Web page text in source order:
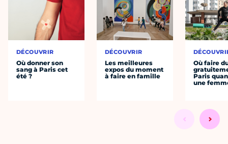
DÉCOUVRIR
Où donner son
sang à Paris cet
été ?
DÉCOUVRIR
Les meilleures
expos du moment
à faire en famille
Où faire
Paris
une